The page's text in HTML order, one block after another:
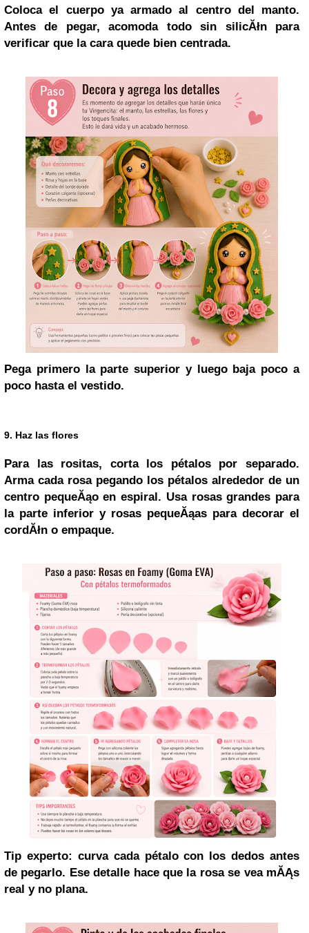
Coloca el cuerpo ya armado al centro del manto.
Antes de pegar, acomoda todo sin silicĂłn para
verificar que la cara quede bien centrada.
Pega primero la parte superior y luego baja poco a
poco hasta el vestido.
9. Haz las flores
Para las rositas, corta los pétalos por separado.
Arma cada rosa pegando los pétalos alrededor de un
centro pequeĂąo en espiral. Usa rosas grandes para
la parte inferior y rosas pequeĂąas para decorar el
cordĂłn o empaque.
Tip experto: curva cada pétalo con los dedos antes
de pegarlo. Ese detalle hace que la rosa se vea mĂĄs
real y no plana.